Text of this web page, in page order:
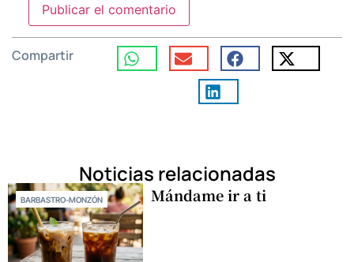
Compartir
Noticias relacionadas
BARBASTRO-MONZÓN Mándame ir a ti